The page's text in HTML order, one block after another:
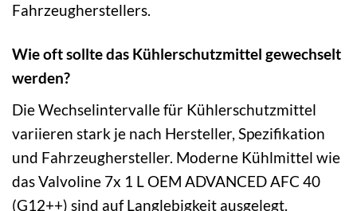
Fahrzeugherstellers.
Wie oft sollte das Kühlerschutzmittel gewechselt
werden?
Die Wechselintervalle für Kühlerschutzmittel
variieren stark je nach Hersteller, Spezifikation
und Fahrzeughersteller. Moderne Kühlmittel wie
das Valvoline 7x 1 L OEM ADVANCED AFC 40
(G12++) sind auf Langlebigkeit ausgelegt.